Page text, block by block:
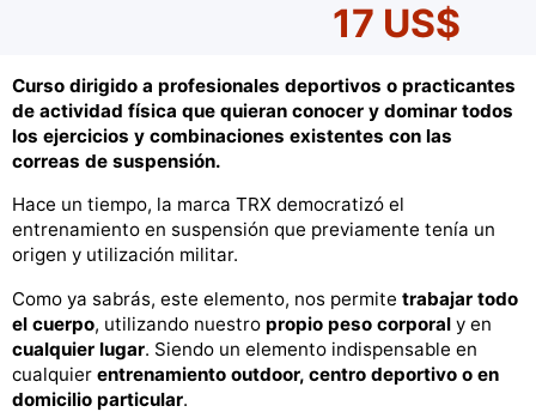
17 US$
Curso dirigido a profesionales deportivos o practicantes
de actividad física que quieran conocer y dominar todos
los ejercicios y combinaciones existentes con las
correas de suspensión.
Hace un tiempo, la marca TRX democratizó el
entrenamiento en suspensión que previamente tenía un
origen y utilización militar.
Como ya sabrás, este elemento, nos permite trabajar todo
el cuerpo, utilizando nuestro propio peso corporal y en
cualquier lugar. Siendo un elemento indispensable en
cualquier entrenamiento outdoor, centro deportivo o en
domicilio particular.